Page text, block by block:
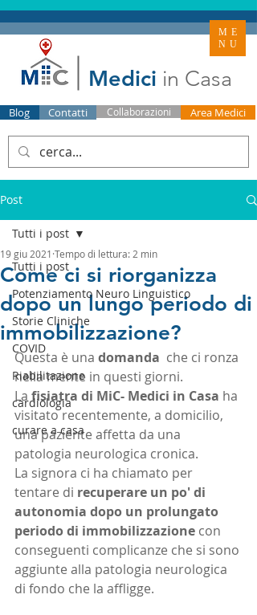
Medici in Casa
Blog Contatti Collaborazioni Area Medici
ME
NU
Post
Tutti i post
Potenziamento Neuro Linguistico
Storie Cliniche
COVID
Riabilitazione
cardiologia
curare a casa
Tutti i post
Come ci si riorganizza
dopo un lungo periodo di
immobilizzazione?
19 giu 2021 Tempo di lettura: 2 min
Questa è una domanda che ci ronza
nella mente in questi giorni.
La fisiatra di MiC- Medici in Casa ha
visitato recentemente, a domicilio,
una paziente affetta da una
patologia neurologica cronica.
La signora ci ha chiamato per
tentare di recuperare un po' di
autonomia dopo un prolungato
periodo di immobilizzazione con
conseguenti complicanze che si sono
aggiunte alla patologia neurologica
di fondo che la affligge.